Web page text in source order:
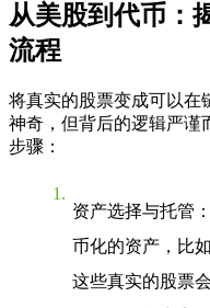
从美股到代币：
流程
将真实的股票变成可以在
神奇，但背后的逻辑严谨
步骤：
资产选择与托管
币化的资产，比
这些真实的股票